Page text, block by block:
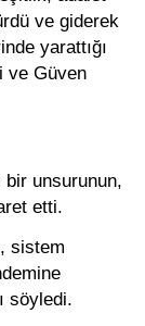
ve giderek
yarattığı
ve Güven
bir unsurunun,
etti.
sistem
söyledi.